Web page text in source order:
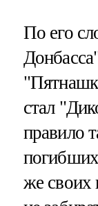
По его
стал
правило
же своих